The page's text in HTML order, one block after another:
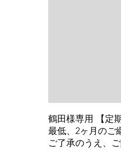
鶴田様専用 【定
最低、2ヶ月のご
ご了承のうえ、